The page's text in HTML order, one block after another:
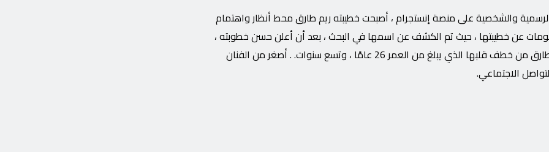
والشخصية على منصة إنستجرام ، أصبحت خطيبته ريم طارق محط أنظار واهتمام
عن خطيبتها ، حيث تم الكشف عن اسمها في البحث ، بعد أن أعلن حسن خطوبته ،
بعد أن عاش الفنان حسن فترة قصيرة من الحب الفاشل ، تمكنت ريم طارق من خطف قلبها الذي يبلغ من العمر 26 عامًا ، وتسع سنوات. . أصغر من الفنان